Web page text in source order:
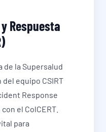
Respuesta
de la Supersalud
equipo CSIRT
Response
el ColCERT.
para